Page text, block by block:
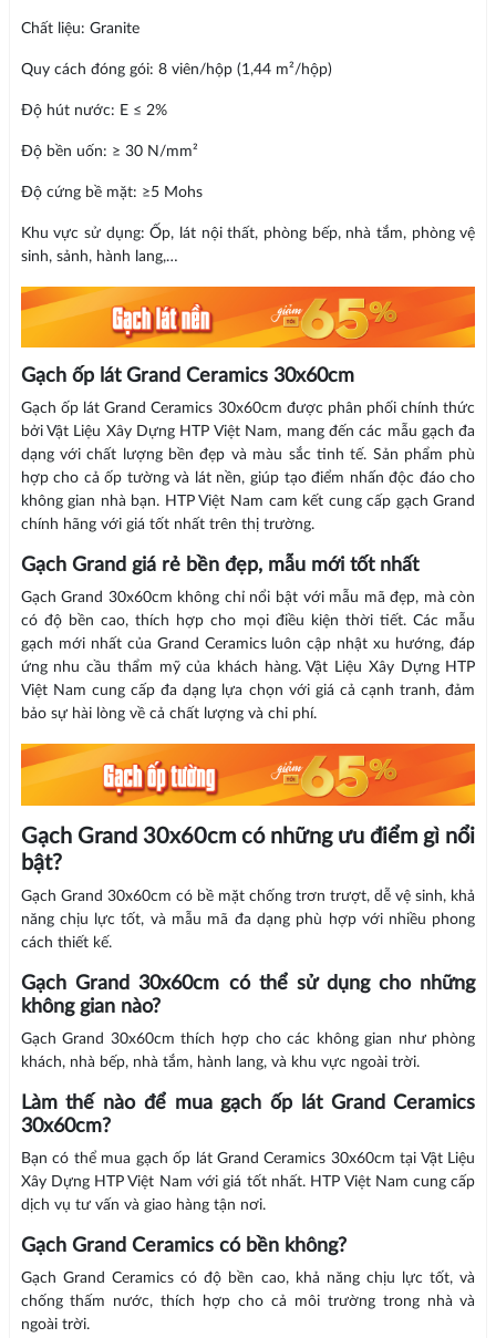
Chất liệu: Granite
Quy cách đóng gói: 8 viên/hộp (1,44 m²/hộp)
Độ hút nước: E ≤ 2%
Độ bền uốn: ≥ 30 N/mm²
Độ cứng bề mặt: ≥5 Mohs
Khu vực sử dụng: Ốp, lát nội thất, phòng bếp, nhà tắm, phòng vệ
sinh, sảnh, hành lang,…
Gạch ốp lát Grand Ceramics 30x60cm
Gạch ốp lát Grand Ceramics 30x60cm được phân phối chính thức
bởi Vật Liệu Xây Dựng HTP Việt Nam, mang đến các mẫu gạch đa
dạng với chất lượng bền đẹp và màu sắc tinh tế. Sản phẩm phù
hợp cho cả ốp tường và lát nền, giúp tạo điểm nhấn độc đáo cho
không gian nhà bạn. HTP Việt Nam cam kết cung cấp gạch Grand
chính hãng với giá tốt nhất trên thị trường.
Gạch Grand giá rẻ bền đẹp, mẫu mới tốt nhất
Gạch Grand 30x60cm không chỉ nổi bật với mẫu mã đẹp, mà còn
có độ bền cao, thích hợp cho mọi điều kiện thời tiết. Các mẫu
gạch mới nhất của Grand Ceramics luôn cập nhật xu hướng, đáp
ứng nhu cầu thẩm mỹ của khách hàng. Vật Liệu Xây Dựng HTP
Việt Nam cung cấp đa dạng lựa chọn với giá cả cạnh tranh, đảm
bảo sự hài lòng về cả chất lượng và chi phí.
Gạch Grand 30x60cm có những ưu điểm gì nổi
bật?
Gạch Grand 30x60cm có bề mặt chống trơn trượt, dễ vệ sinh, khả
năng chịu lực tốt, và mẫu mã đa dạng phù hợp với nhiều phong
cách thiết kế.
Gạch Grand 30x60cm có thể sử dụng cho những
không gian nào?
Gạch Grand 30x60cm thích hợp cho các không gian như phòng
khách, nhà bếp, nhà tắm, hành lang, và khu vực ngoài trời.
Làm thế nào để mua gạch ốp lát Grand Ceramics
30x60cm?
Bạn có thể mua gạch ốp lát Grand Ceramics 30x60cm tại Vật Liệu
Xây Dựng HTP Việt Nam với giá tốt nhất. HTP Việt Nam cung cấp
dịch vụ tư vấn và giao hàng tận nơi.
Gạch Grand Ceramics có bền không?
Gạch Grand Ceramics có độ bền cao, khả năng chịu lực tốt, và
chống thấm nước, thích hợp cho cả môi trường trong nhà và
ngoài trời.